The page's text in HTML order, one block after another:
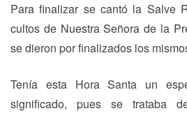
Para finalizar se cantó la Salve
cultos de Nuestra Señora de la
se dieron por finalizados los
Tenía esta Hora Santa un
significado, pues se trataba